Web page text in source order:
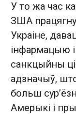
У то жа час
ЗША
Украіне,
інфармацыю
санкцыйны
адзначыў,
больш
Амерыкі і